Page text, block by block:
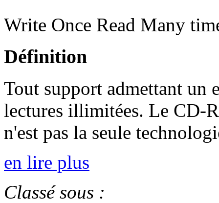
Write Once Read Many
Définition
Tout support admettant un
lectures illimitées. Le CD-
n'est pas la seule
en lire plus
Classé sous :